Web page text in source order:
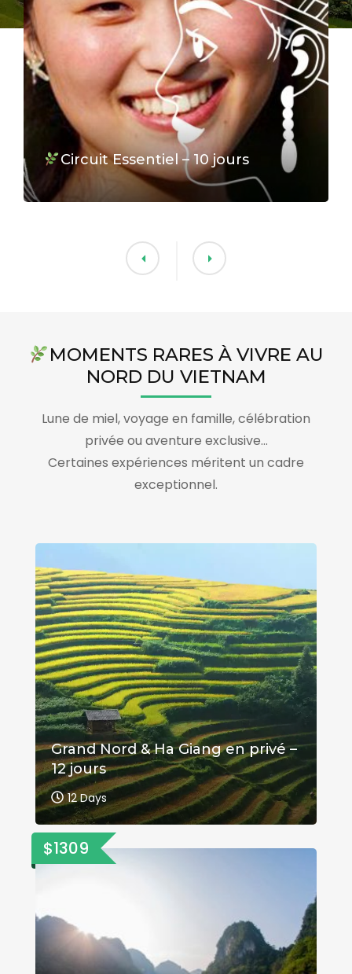
Circuit Essentiel – 10 jours
MOMENTS RARES À VIVRE AU
NORD DU VIETNAM
Lune de miel, voyage en famille, célébration
privée ou aventure exclusive…
Certaines expériences méritent un cadre
exceptionnel.
Grand Nord & Ha Giang en privé –
12 jours
12 Days
$1309